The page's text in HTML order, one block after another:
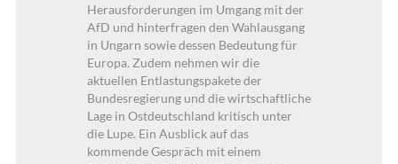
Herausforderungen im Umgang mit der
AfD und hinterfragen den Wahlausgang
in Ungarn sowie dessen Bedeutung für
Europa. Zudem nehmen wir die
aktuellen Entlastungspakete der
Bundesregierung und die wirtschaftliche
Lage in Ostdeutschland kritisch unter
die Lupe. Ein Ausblick auf das
kommende Gespräch mit einem